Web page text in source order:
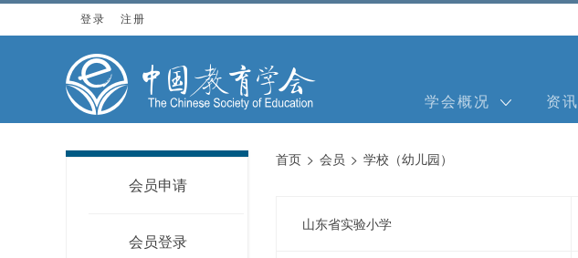
登录 注册
学会概况 资讯
会员申请
会员登录
首页 会员 学校（幼儿园）
山东省实验小学